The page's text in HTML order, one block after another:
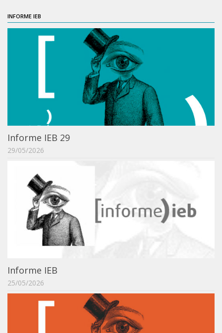
Dissertações Defendidas
Disciplinas de Pós-Graduação
Informações aos Alunos
Podcast
IEBinário
Hackathon e Edit-a-thon
Xilogoritmo
Slam de Corda
Wikimedia e Wikidata
Sobre o LABIEB
Convenios
Eventos
Núcleos de Atividades
INFORME IEB
Informe IEB 29
29/05/2026
Informe IEB
25/05/2026